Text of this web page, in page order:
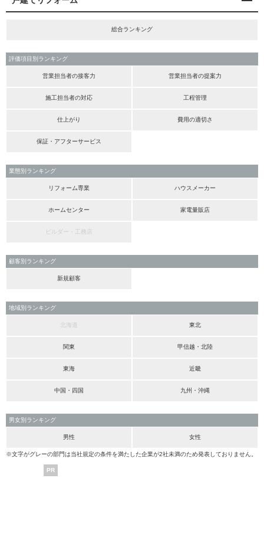
総合ランキング
評価項目別ランキング
営業担当者の接客力 営業担当者の提案力
施工担当者の対応 工程管理
仕上がり 費用の適切さ
保証・アフターサービス
業態別ランキング
リフォーム専業 ハウスメーカー
ホームセンター 家電量販店
ビルダー・工務店
顧客別ランキング
新規顧客
地域別ランキング
北海道 東北
関東 甲信越・北陸
東海 近畿
中国・四国 九州・沖縄
男女別ランキング
男性 女性
※文字がグレーの部門は当社規定の条件を満たした企業が2社未満のため発表しておりません。
PR